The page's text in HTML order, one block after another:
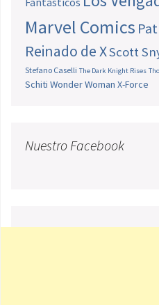
Marvel Comics
Reinado de XScott
Stefano Caselli The Dark Knight Rises
Schiti Wonder Woman X-Force
Nuestro Facebook